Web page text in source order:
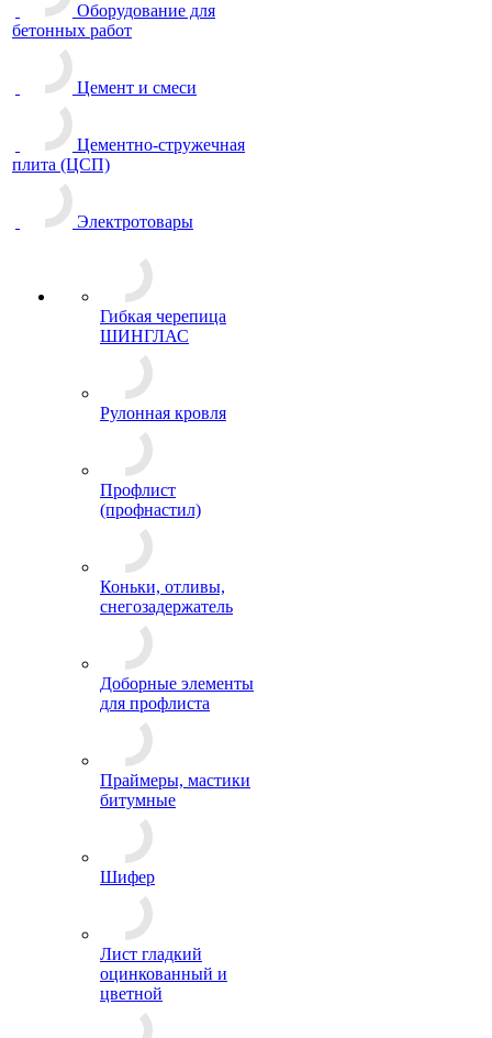
Оборудование для
бетонных работ
Цемент и смеси
Цементно-стружечная
плита (ЦСП)
Электротовары
Гибкая черепица
ШИНГЛАС
Рулонная кровля
Профлист
(профнастил)
Коньки, отливы,
снегозадержатель
Доборные элементы
для профлиста
Праймеры, мастики
битумные
Шифер
Лист гладкий
оцинкованный и
цветной